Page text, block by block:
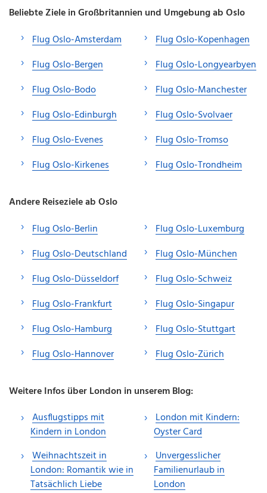
Beliebte Ziele in Großbritannien und Umgebung ab Oslo
Flug Oslo-Amsterdam
Flug Oslo-Bergen
Flug Oslo-Bodo
Flug Oslo-Edinburgh
Flug Oslo-Evenes
Flug Oslo-Kirkenes
Flug Oslo-Kopenhagen
Flug Oslo-Longyearbyen
Flug Oslo-Manchester
Flug Oslo-Svolvaer
Flug Oslo-Tromso
Flug Oslo-Trondheim
Andere Reiseziele ab Oslo
Flug Oslo-Berlin
Flug Oslo-Deutschland
Flug Oslo-Düsseldorf
Flug Oslo-Frankfurt
Flug Oslo-Hamburg
Flug Oslo-Hannover
Flug Oslo-Luxemburg
Flug Oslo-München
Flug Oslo-Schweiz
Flug Oslo-Singapur
Flug Oslo-Stuttgart
Flug Oslo-Zürich
Weitere Infos über London in unserem Blog:
Ausflugstipps mit
Kindern in London
Weihnachtszeit in
London: Romantik wie in
Tatsächlich Liebe
London mit Kindern:
Oyster Card
Unvergesslicher
Familienurlaub in
London